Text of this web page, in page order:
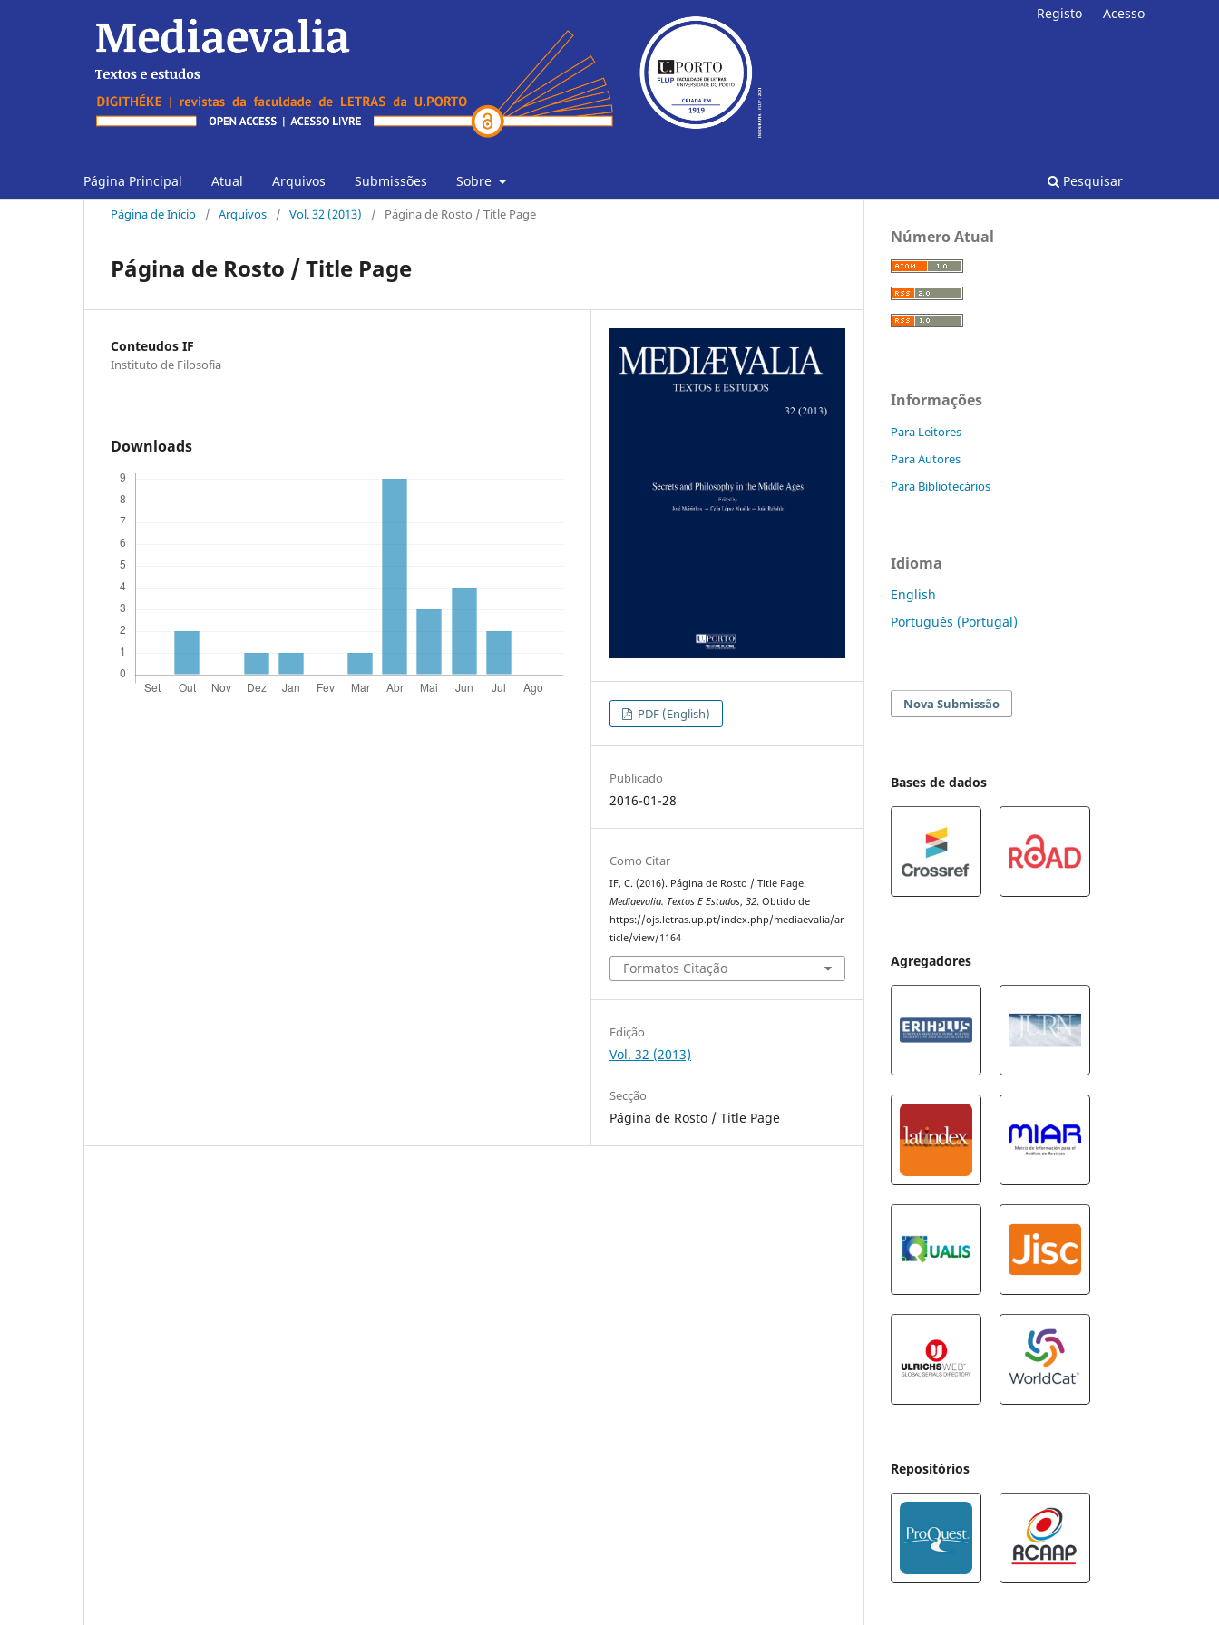
Página Principal Atual Arquivos Submissões Sobre Pesquisar
Registo Acesso
Página de Início / Arquivos / Vol. 32 (2013) / Página de Rosto / Title Page
Página de Rosto / Title Page
Conteudos IF
Instituto de Filosofia
Downloads
PDF (English)
Publicado
2016-01-28
Como Citar
IF, C. (2016). Página de Rosto / Title Page.
Mediaevalia. Textos E Estudos,32. Obtido de
https://ojs.letras.up.pt/index.php/mediaevalia/ar
ticle/view/1164
Formatos Citação
Edição
Vol. 32 (2013)
Secção
Página de Rosto / Title Page
Número Atual
Informações
Para Leitores
Para Autores
Para Bibliotecários
Idioma
English
Português (Portugal)
Nova Submissão
Bases de dados
Agregadores
Repositórios